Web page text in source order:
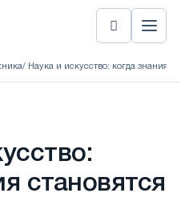
/ Наука и искусство: когда знания
становятся